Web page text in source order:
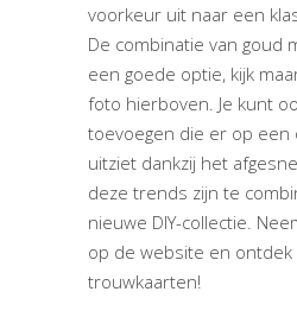
voorkeur uit naar een
De combinatie van goud
een goede optie, kijk
foto hierboven. Je kunt
toevoegen die er op een
uitziet dankzij het
deze trends zijn te
nieuwe DIY-collectie.
op de website en
trouwkaarten!